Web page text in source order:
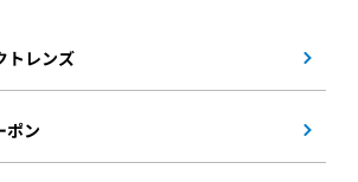
トレンズ
ポン